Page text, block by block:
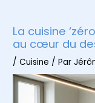
contenu
La cuisine
au cœur du
/Cuisine / Par